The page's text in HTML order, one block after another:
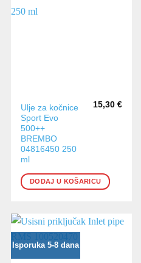
Ulje za kočnice
Sport Evo
500++
BREMBO
04816450 250
ml
15,30 €
DODAJ U KOŠARICU
Isporuka 5-8 dana